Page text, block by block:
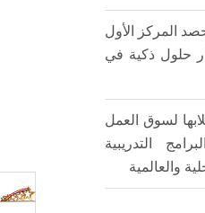
المركز الأول
حلول ذكية في
لسوق العمل
التدريبية
والعالمية